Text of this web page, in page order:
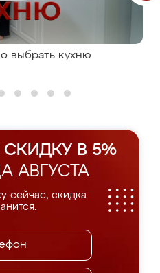
выбрать кухню
В 5%
АВГУСТА
сейчас, скидка